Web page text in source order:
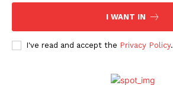
I WANT IN
I've read and accept the Privacy Policy.